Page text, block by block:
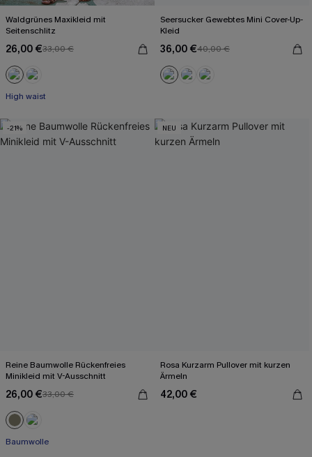
Waldgrünes Maxikleid mit
Seitenschlitz
26,00 €33,00 €
High waist
Seersucker Gewebtes Mini Cover-Up-
Kleid
36,00 €40,00 €
-21%
Reine Baumwolle Rückenfreies
Minikleid mit V-Ausschnitt
26,00 €33,00 €
Baumwolle
NEU
Rosa Kurzarm Pullover mit kurzen
Ärmeln
42,00 €